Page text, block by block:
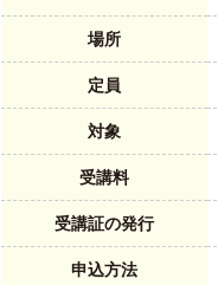
場所
定員
対象
受講料
受講証の発行
申込方法